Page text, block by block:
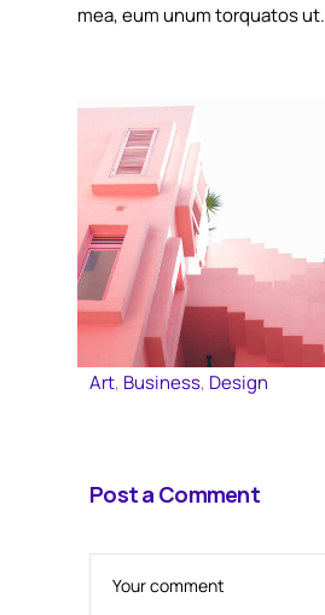
mea, eum unum torquatos ut.
Art, Business, Design
Post a Comment